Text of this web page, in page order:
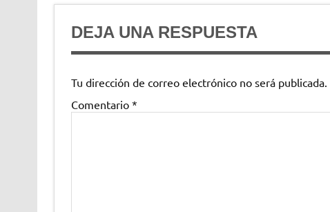
DEJA UNA RESPUESTA
Tu dirección de correo electrónico no será publicada.
Comentario *